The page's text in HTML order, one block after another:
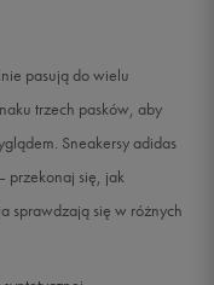
pasują do wielu
trzech pasków, aby
Sneakersy adidas
przekonaj się, jak
sprawdzają się w różnych